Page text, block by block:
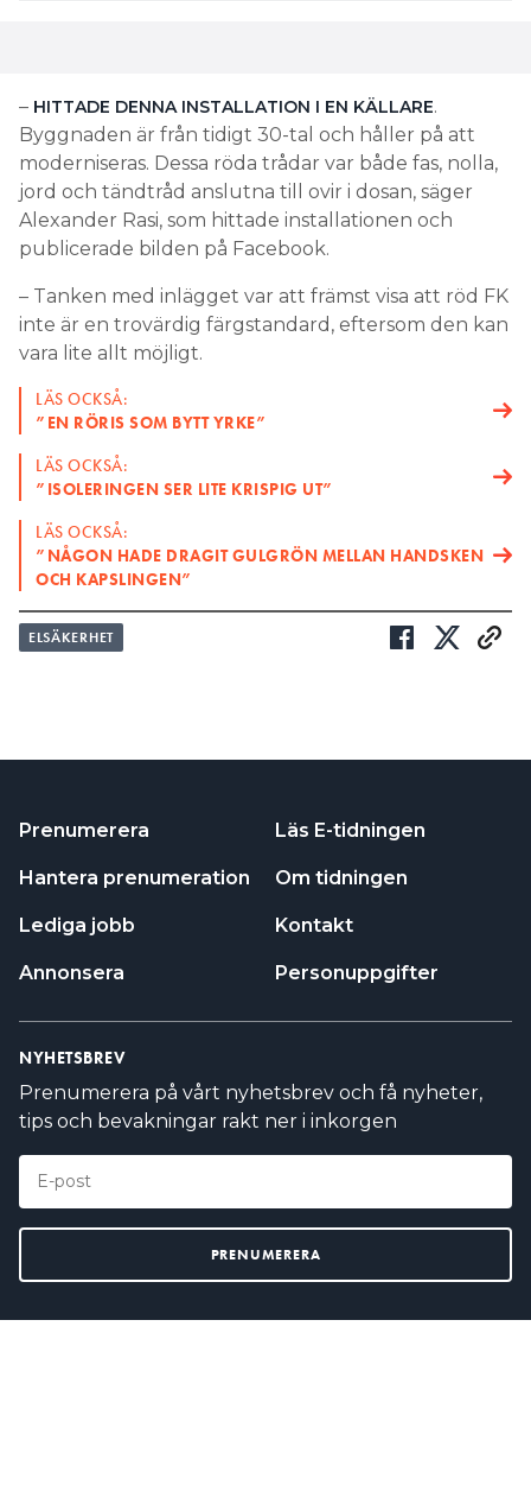
– HITTADE DENNA INSTALLATION I EN KÄLLARE.
Byggnaden är från tidigt 30-tal och håller på att
moderniseras. Dessa röda trådar var både fas, nolla,
jord och tändtråd anslutna till ovir i dosan, säger
Alexander Rasi, som hittade installationen och
publicerade bilden på Facebook.
– Tanken med inlägget var att främst visa att röd FK
inte är en trovärdig färgstandard, eftersom den kan
vara lite allt möjligt.
LÄS OCKSÅ:
”EN RÖRIS SOM BYTT YRKE”
LÄS OCKSÅ:
”ISOLERINGEN SER LITE KRISPIG UT”
LÄS OCKSÅ:
”NÅGON HADE DRAGIT GULGRÖN MELLAN HANDSKEN
OCH KAPSLINGEN”
ELSÄKERHET
Prenumerera
Hantera prenumeration
Lediga jobb
Annonsera
Läs E-tidningen
Om tidningen
Kontakt
Personuppgifter
NYHETSBREV
Prenumerera på vårt nyhetsbrev och få nyheter,
tips och bevakningar rakt ner i inkorgen